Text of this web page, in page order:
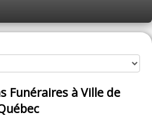
Funéraires à Ville de